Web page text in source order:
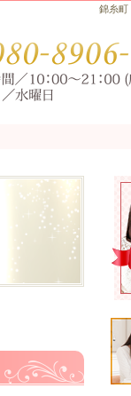
錦糸町